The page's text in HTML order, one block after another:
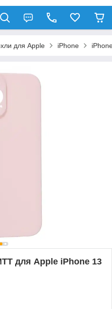
для Apple iPhone
для Apple iPhone 13